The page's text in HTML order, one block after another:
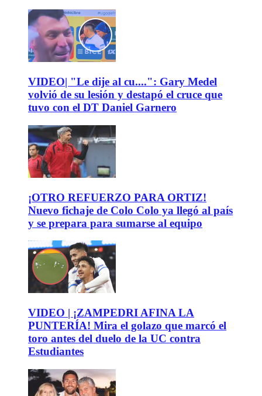
VIDEO| "Le dije al cu....": Gary Medel
volvió de su lesión y destapó el cruce que
tuvo con el DT Daniel Garnero
¡OTRO REFUERZO PARA ORTIZ!
Nuevo fichaje de Colo Colo ya llegó al país
y se prepara para sumarse al equipo
VIDEO | ¡ZAMPEDRI AFINA LA
PUNTERÍA! Mira el golazo que marcó el
toro antes del duelo de la UC contra
Estudiantes